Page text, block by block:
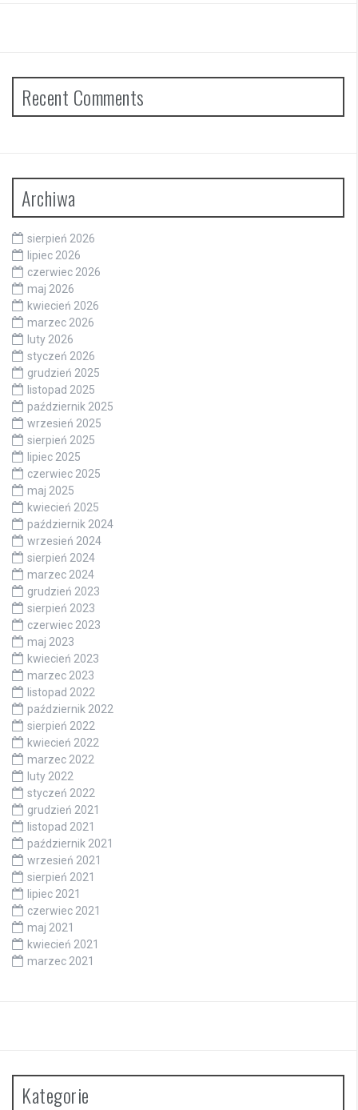
Recent Comments
Archiwa
sierpień 2026
lipiec 2026
czerwiec 2026
maj 2026
kwiecień 2026
marzec 2026
luty 2026
styczeń 2026
grudzień 2025
listopad 2025
październik 2025
wrzesień 2025
sierpień 2025
lipiec 2025
czerwiec 2025
maj 2025
kwiecień 2025
październik 2024
wrzesień 2024
sierpień 2024
marzec 2024
grudzień 2023
sierpień 2023
czerwiec 2023
maj 2023
kwiecień 2023
marzec 2023
listopad 2022
październik 2022
sierpień 2022
kwiecień 2022
marzec 2022
luty 2022
styczeń 2022
grudzień 2021
listopad 2021
październik 2021
wrzesień 2021
sierpień 2021
lipiec 2021
czerwiec 2021
maj 2021
kwiecień 2021
marzec 2021
Kategorie